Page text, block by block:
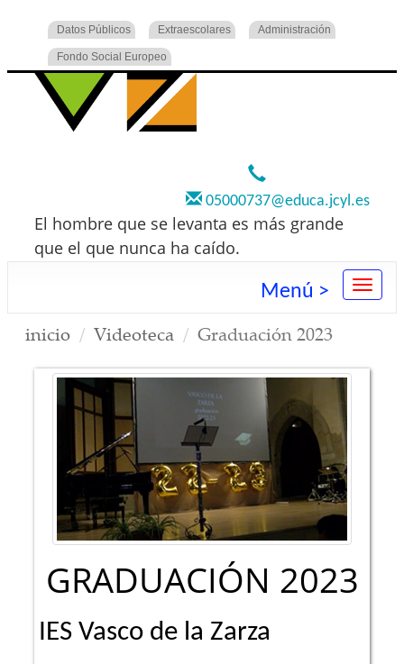
Datos Públicos Extraescolares Administración
Fondo Social Europeo
05000737@educa.jcyl.es
El hombre que se levanta es más grande
que el que nunca ha caído.
Menú >
inicio Videoteca Graduación 2023
GRADUACIÓN 2023
IES Vasco de la Zarza